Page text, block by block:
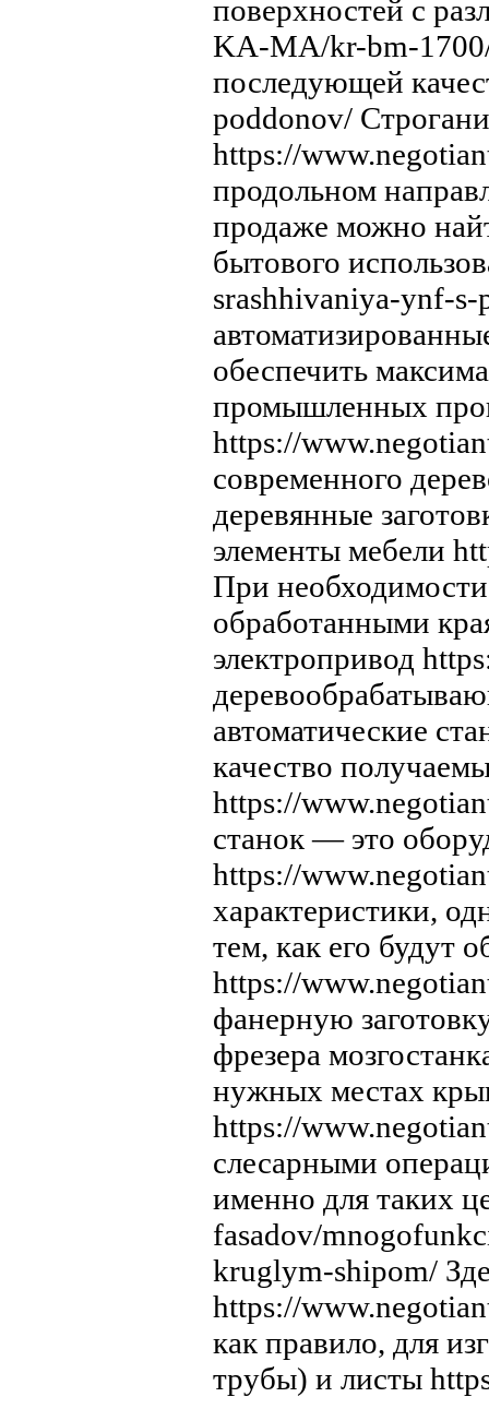
поверхностей с
KA-MA/kr-bm-1700/
последующей
poddonov/
https://
продольном
продаже можно
бытового
srashhivaniya-ynf-
обеспечить
промышленных
https://
современного
деревянные
элементы мебели
При
обработанными
электропривод
автоматические
качество
https://
станок — это
https://
характеристики,
тем, как его будут
https://
фанерную
фрезера
нужных местах
https://
слесарными
именно для таких
fasadov/
kruglym-shipom/
https://
как правило, для
трубы) и листы